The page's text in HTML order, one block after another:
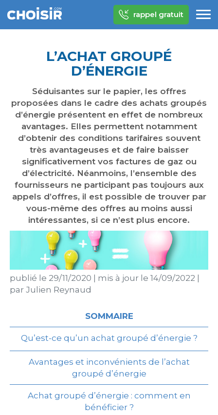
rappel gratuit
L’ACHAT GROUPÉ
D’ÉNERGIE
Séduisantes sur le papier, les offres
proposées dans le cadre des achats groupés
d’énergie présentent en effet de nombreux
avantages. Elles permettent notamment
d’obtenir des conditions tarifaires souvent
très avantageuses et de faire baisser
significativement vos factures de gaz ou
d’électricité. Néanmoins, l’ensemble des
fournisseurs ne participant pas toujours aux
appels d’offres, il est possible de trouver par
vous-même des offres au moins aussi
intéressantes, si ce n’est plus encore.
publié le 29/11/2020 mis à jour le 14/09/2022
par Julien Reynaud
SOMMAIRE
Qu’est-ce qu’un achat groupé d’énergie ?
Avantages et inconvénients de l’achat
groupé d’énergie
Achat groupé d’énergie : comment en
bénéficier ?